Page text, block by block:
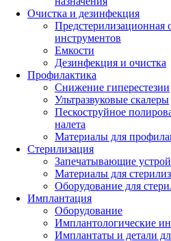
Очистка и дезинфекция
Предстерилизационная
инструментов
Емкости
Дезинфекция и очистка
Профилактика
Снижение гиперестезии
Ультразвуковые скалеры
Пескоструйное
налета
Материалы для
Стерилизация
Запечатывающие
Материалы для
Оборудование для
Имплантация
Оборудование
Имплантологические
Имплантаты и детали